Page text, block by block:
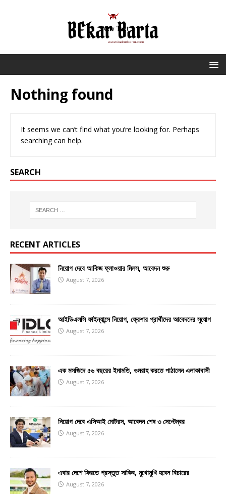
Nothing found
It seems we can’t find what you’re looking for. Perhaps
searching can help.
SEARCH
RECENT ARTICLES
নিয়োগ দেবে আকিজ ফ্লাওয়ার মিলস, আবেদন শুরু
August 7, 2026
আইডিএলসি ফাইন্যান্সে নিয়োগ, ফ্রেশার প্রার্থীদের আবেদনের সুযোগ
August 7, 2026
এক মসজিদে ৫৬ বছরের ইমামতি, ওমরাহ করতে পাঠালেন এলাকাবাসী
August 7, 2026
নিয়োগ দেবে এসিআই মোটরস, আবেদন শেষ ৩ সেপ্টেম্বর
August 7, 2026
এবার দেশে ফিরতে প্রস্তুত সাকিব, মুখোমুখি হবেন বিচারের
August 7, 2026